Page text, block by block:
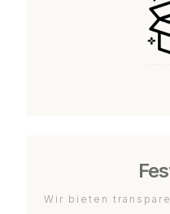
Wir bieten